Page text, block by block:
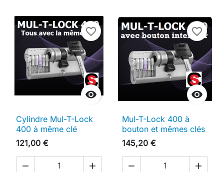

favorite_border
Cylindre Mul-T-Lock
400 à même clé
121,00 €
 

favorite_border
Mul-T-Lock 400 à
bouton et mêmes clés
145,20 €
 